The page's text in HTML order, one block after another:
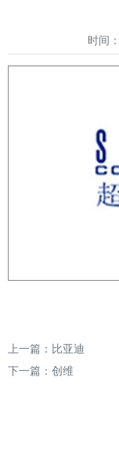
时间
上一篇： 比亚迪
下一篇： 创维